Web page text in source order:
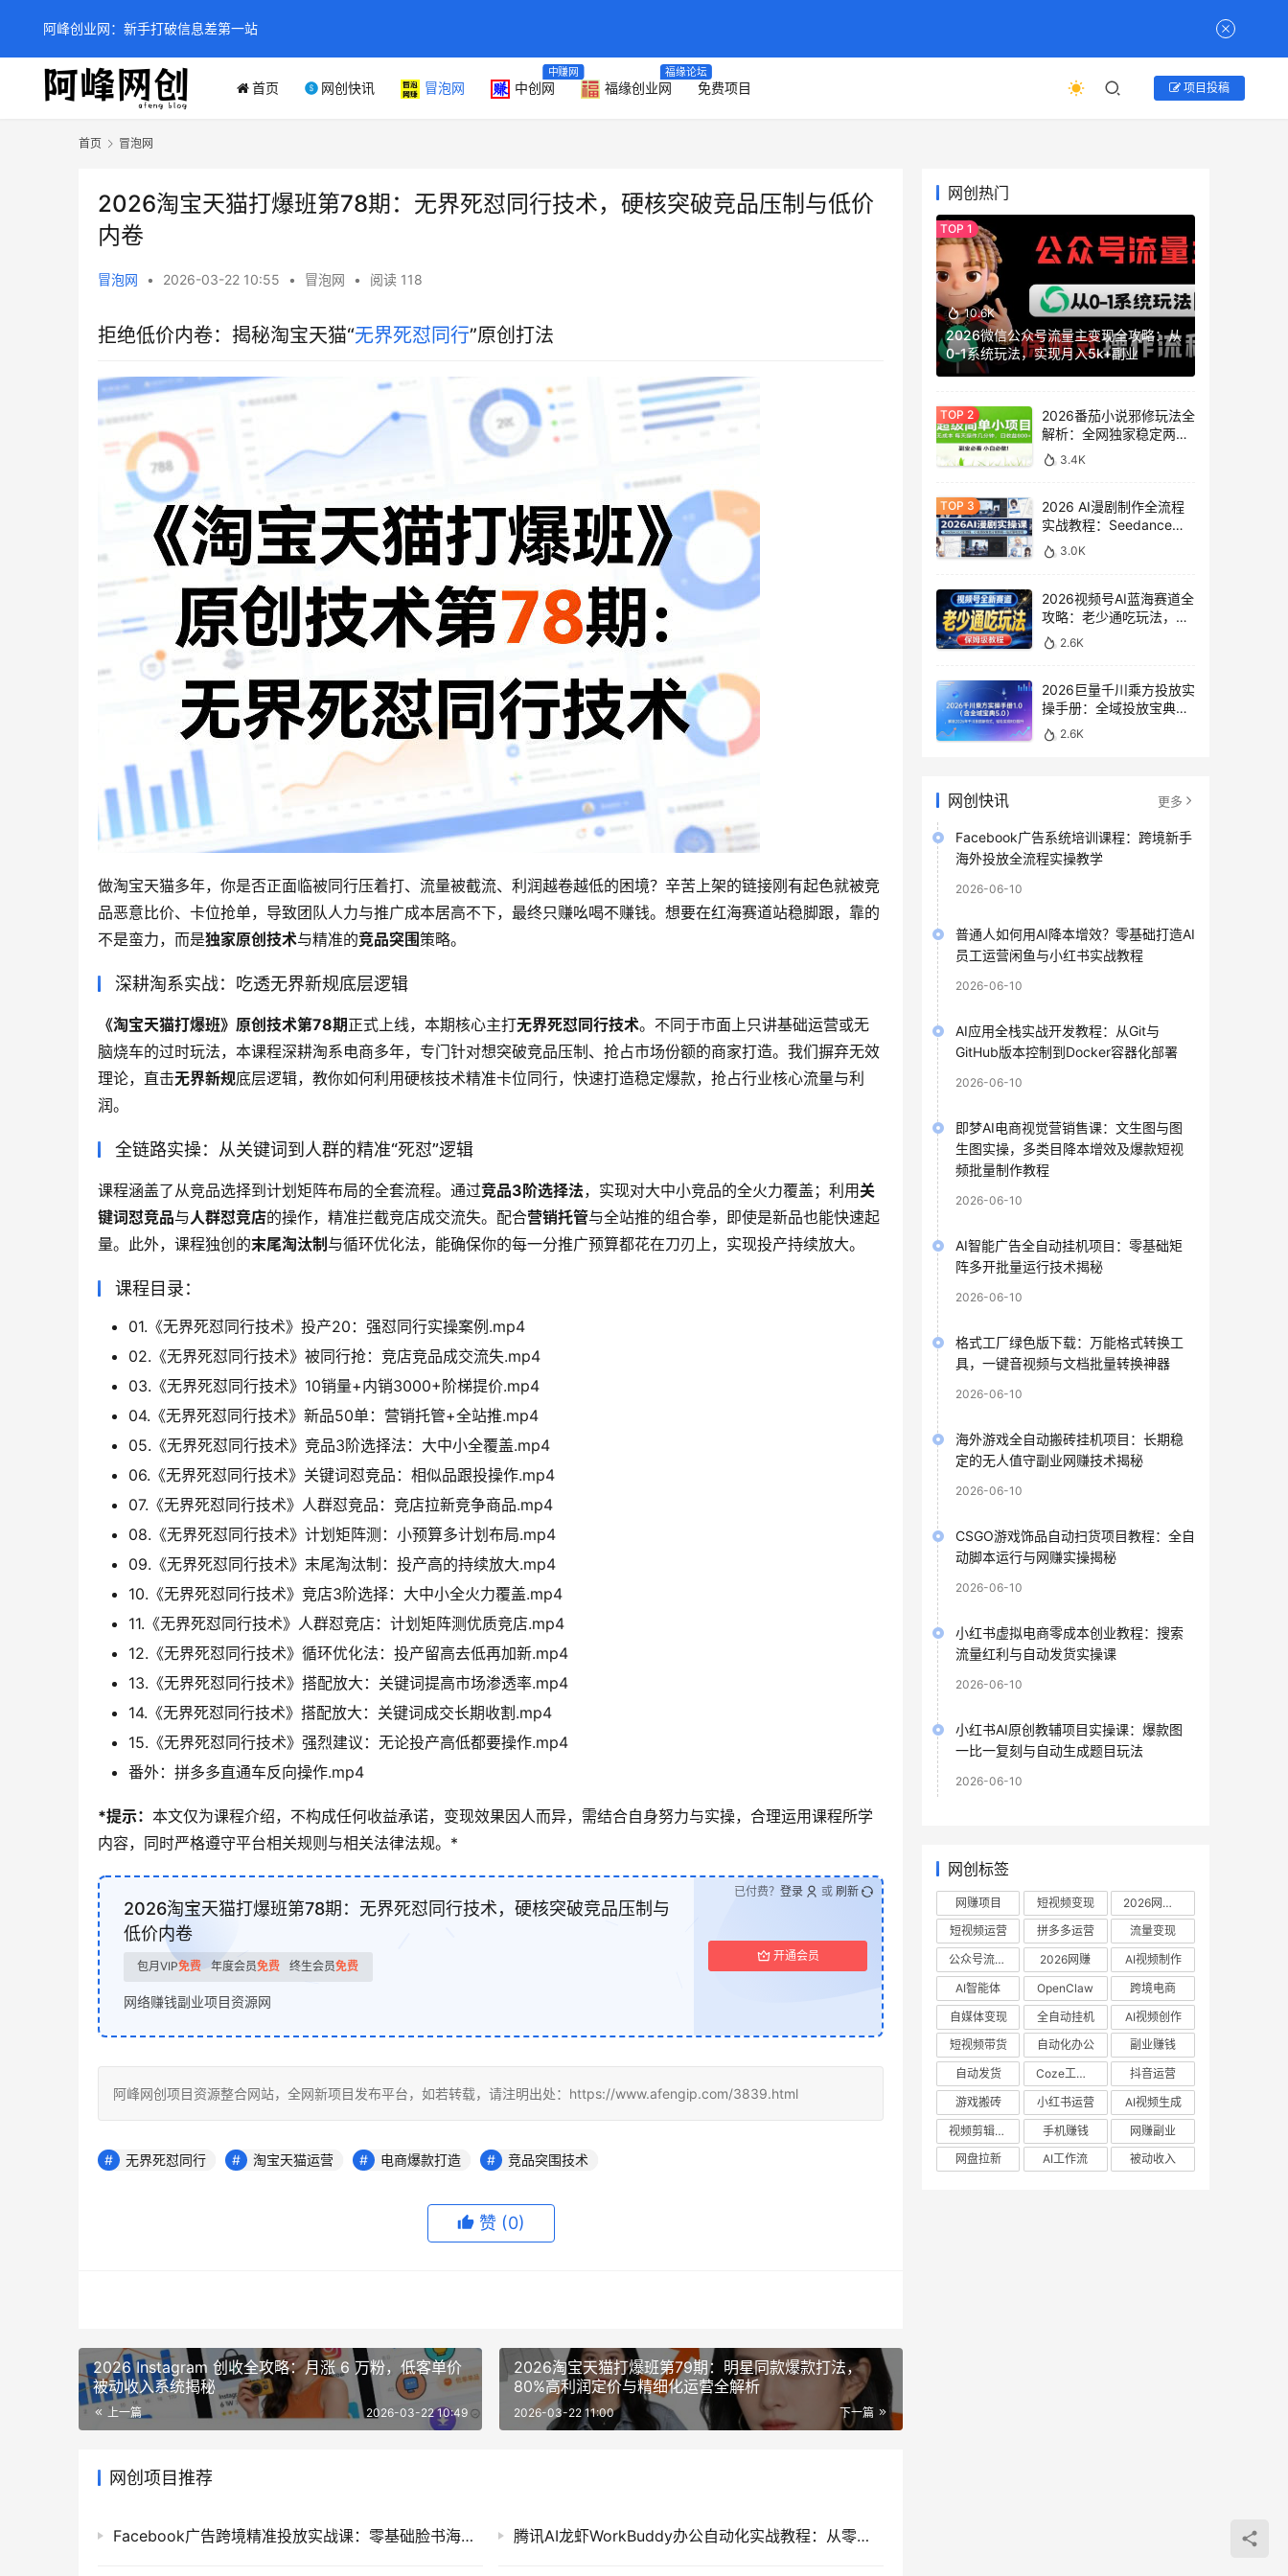
首页 网创快讯 冒泡网 中创网
中赚网
福缘创业网
福缘论坛
免费项目 项目投稿
首页 冒泡网
2026淘宝天猫打爆班第78期：无界死怼同行技术，硬核突破竞品压制与低价
内卷
冒泡网 • 2026-03-22 10:55 • 冒泡网 • 阅读 118
拒绝低价内卷：揭秘淘宝天猫“无界死怼同行”原创打法
做淘宝天猫多年，你是否正面临被同行压着打、流量被截流、利润越卷越低的困境？辛苦上架的链接刚有起色就被竞
品恶意比价、卡位抢单，导致团队人力与推广成本居高不下，最终只赚吆喝不赚钱。想要在红海赛道站稳脚跟，靠的
不是蛮力，而是独家原创技术与精准的竞品突围策略。
深耕淘系实战：吃透无界新规底层逻辑
《淘宝天猫打爆班》原创技术第78期正式上线，本期核心主打无界死怼同行技术。不同于市面上只讲基础运营或无
脑烧车的过时玩法，本课程深耕淘系电商多年，专门针对想突破竞品压制、抢占市场份额的商家打造。我们摒弃无效
理论，直击无界新规底层逻辑，教你如何利用硬核技术精准卡位同行，快速打造稳定爆款，抢占行业核心流量与利
润。
全链路实操：从关键词到人群的精准“死怼”逻辑
课程涵盖了从竞品选择到计划矩阵布局的全套流程。通过竞品3阶选择法，实现对大中小竞品的全火力覆盖；利用 关
键词怼竞品与人群怼竞店的操作，精准拦截竞店成交流失。配合营销托管与全站推的组合拳，即使是新品也能快速起
量。此外，课程独创的末尾淘汰制 与循环优化法，能确保你的每一分推广预算都花在刀刃上，实现投产持续放大。
课程目录：
01.《无界死怼同行技术》投产20：强怼同行实操案例.mp4
02.《无界死怼同行技术》被同行抢：竞店竞品成交流失.mp4
03.《无界死怼同行技术》10销量+内销3000+阶梯提价.mp4
04.《无界死怼同行技术》新品50单：营销托管+全站推.mp4
05.《无界死怼同行技术》竞品3阶选择法：大中小全覆盖.mp4
06.《无界死怼同行技术》关键词怼竞品：相似品跟投操作.mp4
07.《无界死怼同行技术》人群怼竞品：竞店拉新竞争商品.mp4
08.《无界死怼同行技术》计划矩阵测：小预算多计划布局.mp4
09.《无界死怼同行技术》末尾淘汰制：投产高的持续放大.mp4
10.《无界死怼同行技术》竞店3阶选择：大中小全火力覆盖.mp4
11.《无界死怼同行技术》人群怼竞店：计划矩阵测优质竞店.mp4
12.《无界死怼同行技术》循环优化法：投产留高去低再加新.mp4
13.《无界死怼同行技术》搭配放大：关键词提高市场渗透率.mp4
14.《无界死怼同行技术》搭配放大：关键词成交长期收割.mp4
15.《无界死怼同行技术》强烈建议：无论投产高低都要操作.mp4
番外：拼多多直通车反向操作.mp4
*提示： 本文仅为课程介绍，不构成任何收益承诺，变现效果因人而异，需结合自身努力与实操，合理运用课程所学
内容，同时严格遵守平台相关规则与相关法律法规。*
2026淘宝天猫打爆班第78期：无界死怼同行技术，硬核突破竞品压制与
低价内卷
包月VIP免费 年度会员免费 终生会员免费
网络赚钱副业项目资源网
开通会员
已付费？ 登录 或 刷新
阿峰网创项目资源整合网站，全网新项目发布平台，如若转载，请注明出处：https://www.afengip.com/3839.html
无界死怼同行 淘宝天猫运营 电商爆款打造 竞品突围技术
赞 (0)
2026 Instagram 创收全攻略：月涨 6 万粉，低客单价
被动收入系统揭秘
上一篇 2026-03-22 10:49
2026淘宝天猫打爆班第79期：明星同款爆款打法，
80%高利润定价与精细化运营全解析
下一篇
2026-03-22 11:00
网创项目推荐
Facebook广告跨境精准投放实战课：零基础脸书海外广告账户搭建、受众优化与稳定变现教程 腾讯AI龙虾WorkBuddy办公自动化实战教程：从零基础数字员工部署到AI高效办公全场景指南
网创热门
10.6K
2026微信公众号流量主变现全攻略：从
0-1系统玩法，实现月入5k+副业
2026番茄小说邪修玩法全
解析：全网独家稳定两年
老项目，助你日赚
500+稿费收益
3.4K
2026 AI漫剧制作全流程
实战教程：Seedance
2.0即梦视频生成与小说
授权教学
3.0K
2026视频号AI蓝海赛道全
攻略：老少通吃玩法，零
基础保姆级副业增收教程
2.6K
2026巨量千川乘方投放实
操手册：全域投放宝典
5.0深度解析ROI提升方案
2.6K
网创快讯 更多
Facebook广告系统培训课程：跨境新手
海外投放全流程实操教学
2026-06-10
普通人如何用AI降本增效？零基础打造AI
员工运营闲鱼与小红书实战教程
2026-06-10
AI应用全栈实战开发教程：从Git与
GitHub版本控制到Docker容器化部署
2026-06-10
即梦AI电商视觉营销售课：文生图与图
生图实操，多类目降本增效及爆款短视
频批量制作教程
2026-06-10
AI智能广告全自动挂机项目：零基础矩
阵多开批量运行技术揭秘
2026-06-10
格式工厂绿色版下载：万能格式转换工
具，一键音视频与文档批量转换神器
2026-06-10
海外游戏全自动搬砖挂机项目：长期稳
定的无人值守副业网赚技术揭秘
2026-06-10
CSGO游戏饰品自动扫货项目教程：全自
动脚本运行与网赚实操揭秘
2026-06-10
小红书虚拟电商零成本创业教程：搜索
流量红利与自动发货实操课
2026-06-10
小红书AI原创教辅项目实操课：爆款图
一比一复刻与自动生成题目玩法
2026-06-10
网创标签
网赚项目 短视频变现
2026网赚项目
短视频运营
拼多多运营
流量变现
公众号流量主
2026网赚
AI视频制作
AI智能体
OpenClaw
跨境电商
自媒体变现
全自动挂机
AI视频创作
短视频带货
自动化办公
副业赚钱
自动发货
Coze工作流
抖音运营
游戏搬砖
小红书运营
AI视频生成
视频剪辑教程
手机赚钱
网赚副业
网盘拉新
AI工作流 被动收入
阿峰创业网：新手打破信息差第一站